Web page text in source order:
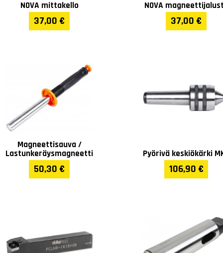
(Module) 0.25 - 60
(mm) 1230
1600
(kg) 3065
NOVA mittakello
37,00 €
NOVA
37,00 €
Magneettisauva /
Lastunkeräysmagneetti
50,30 €
Pyörivä keskiökärki
106,90 €